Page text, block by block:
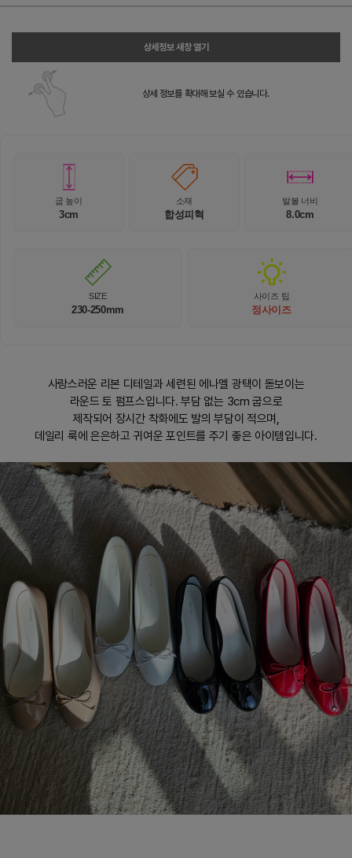
이벤트페이포인트 적립 혜택 2배 UP!
상세정보 새창 열기
상세 정보를 확대해 보실 수 있습니다.
굽 높이
3cm
소재
합성피혁
발볼 너비
8.0cm
SIZE
230-250mm
사이즈 팁
정사이즈
사랑스러운 리본 디테일과 세련된 에나멜 광택이 돋보이는
라운드 토 펌프스입니다. 부담 없는 3cm 굽으로
제작되어 장시간 착화에도 발의 부담이 적으며,
데일리 룩에 은은하고 귀여운 포인트를 주기 좋은 아이템입니다.